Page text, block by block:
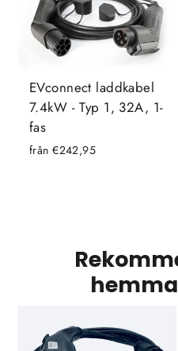
EVconnect laddkabel
7.4kW - Typ 1, 32A, 1-
fas
från €242,95